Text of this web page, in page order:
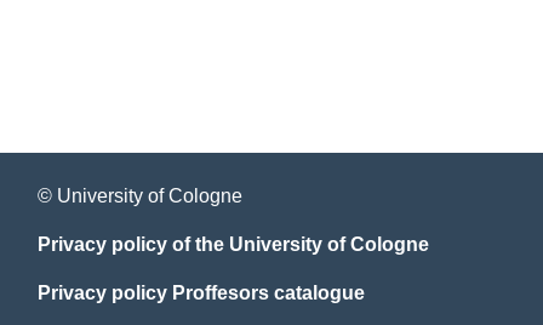
© University of Cologne
Privacy policy of the University of Cologne
Privacy policy Proffesors catalogue